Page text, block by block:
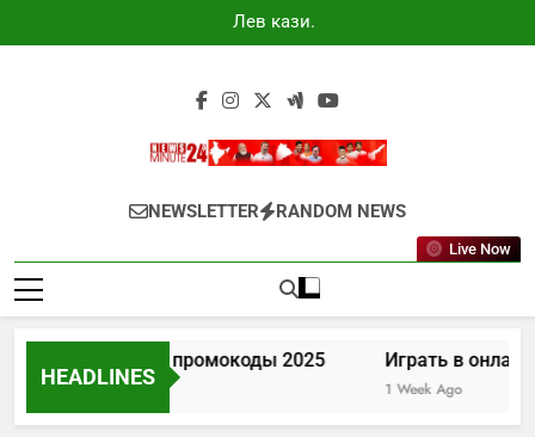
to
Лев казино
промокоды
Newsminute24
Get All Updated Telugu News
NEWSLETTER RANDOM NEWS
Live Now
HEADLINES
Лев казино промокоды 2025
4 Days Ago
Играть в онлайн
1 Week Ago